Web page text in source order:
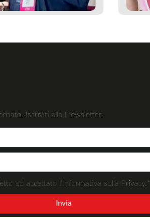
Iscriviti alla Newsletter.
ed accettato l'Informativa sulla Privacy.*
Invia